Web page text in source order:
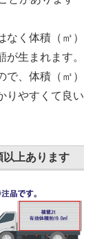
く体積（㎥）
生まれます。
、体積（㎥）
りやすくて良い
以上あります